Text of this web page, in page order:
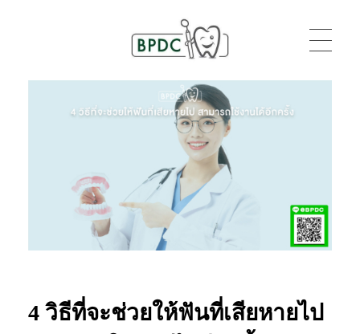
4 วิธีที่จะช่วยให้ฟันที่เสียหายไป